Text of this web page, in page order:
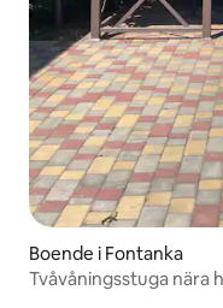
Boende i Fontanka
Tvåvåningsstuga nära